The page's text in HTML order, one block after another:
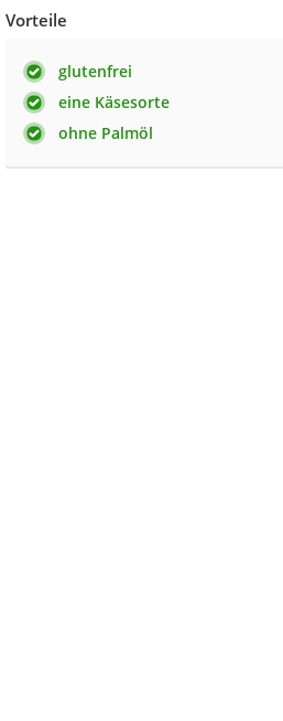
Vorteile
glutenfrei
eine Käsesorte
ohne Palmöl